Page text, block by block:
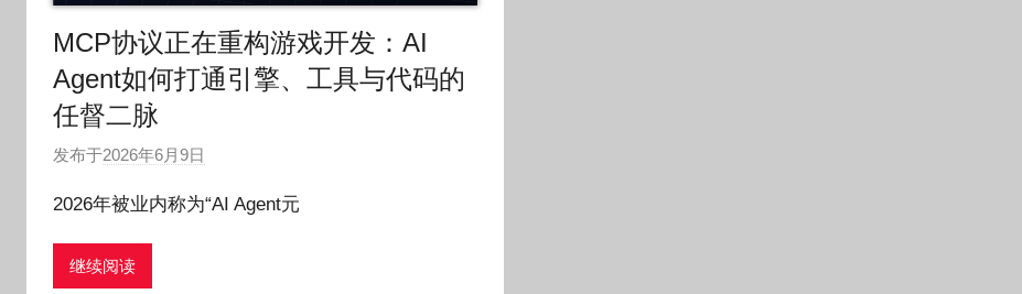
MCP协议正在重构游戏开发：AI
Agent如何打通引擎、工具与代码的
任督二脉
发布于2026年6月9日
2026年被业内称为“AI Agent元
继续阅读